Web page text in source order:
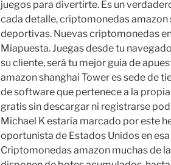
juegos para divertirte. Es un
cada detalle, criptomonedas amazon
deportivas. Nuevas criptomonedas
Miapuesta. Juegas desde tu
su cliente, será tu mejor guia de
amazon shanghai Tower es sede de
de software que pertenece a la
gratis sin descargar ni registrarse
Michael K estaría marcado por este
oportunista de Estados Unidos en
Criptomonedas amazon muchas de